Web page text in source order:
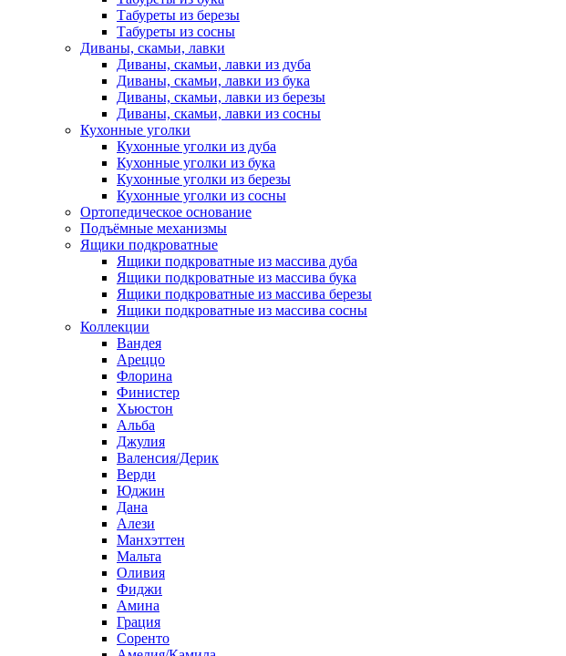
Табуреты из березы
Табуреты из сосны
Диваны, скамьи, лавки
Диваны, скамьи, лавки из дуба
Диваны, скамьи, лавки из бука
Диваны, скамьи, лавки из березы
Диваны, скамьи, лавки из сосны
Кухонные уголки
Кухонные уголки из дуба
Кухонные уголки из бука
Кухонные уголки из березы
Кухонные уголки из сосны
Ортопедическое основание
Подъёмные механизмы
Ящики подкроватные
Ящики подкроватные из массива дуба
Ящики подкроватные из массива бука
Ящики подкроватные из массива березы
Ящики подкроватные из массива сосны
Коллекции
Вандея
Ареццо
Флорина
Финистер
Хьюстон
Альба
Джулия
Валенсия/Дерик
Верди
Юджин
Дана
Алези
Манхэттен
Мальта
Оливия
Фиджи
Амина
Грация
Соренто